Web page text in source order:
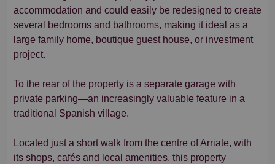
accommodation and could easily be redesigned to create
several bedrooms and bathrooms, making it ideal as a
large family home, boutique guest house, or investment
project.
To the rear of the property is a separate garage with
private parking—an increasingly valuable feature in a
traditional Spanish village.
Located just a short walk from the centre of Arriate, with
its shops, cafés and local amenities, this property